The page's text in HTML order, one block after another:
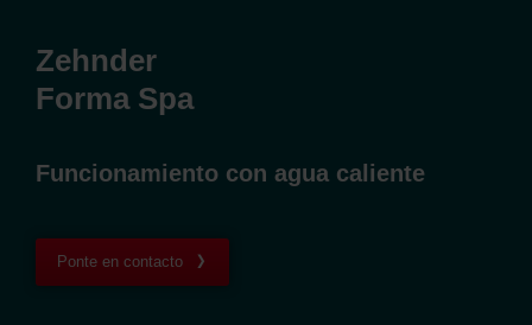
Zehnder
Forma Spa
Funcionamiento con agua caliente
Ponte en contacto